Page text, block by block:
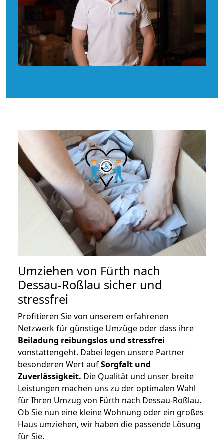
Umziehen von Fürth nach
Dessau-Roßlau sicher und
stressfrei
Profitieren Sie von unserem erfahrenen
Netzwerk für günstige Umzüge oder dass ihre
Beiladung reibungslos und stressfrei
vonstattengeht. Dabei legen unsere Partner
besonderen Wert aufSorgfalt und
Zuverlässigkeit. Die Qualität und unser breite
Leistungen machen uns zu der optimalen Wahl
für Ihren Umzug von Fürth nach Dessau-Roßlau.
Ob Sie nun eine kleine Wohnung oder ein großes
Haus umziehen, wir haben die passende Lösung
für Sie.